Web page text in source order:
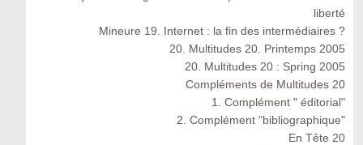
liberté
Mineure 19. Internet : la fin des intermédiaires ?
20. Multitudes 20. Printemps 2005
20. Multitudes 20 : Spring 2005
Compléments de Multitudes 20
1. Complément " éditorial"
2. Complément "bibliographique"
En Tête 20